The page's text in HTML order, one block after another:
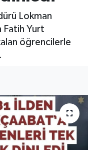
Lokman
Fatih Yurt
öğrencilerle